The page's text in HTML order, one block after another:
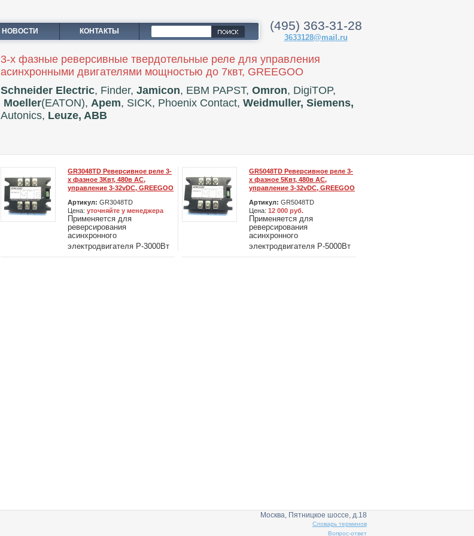
НОВОСТИ КОНТАКТЫ (495) 363-31-28
3633128@mail.ru
3-х фазные реверсивные твердотельные реле для управления
асинхронными двигателями мощностью до 7квт, GREEGOO
Schneider Electric, Finder, Jamicon, EBM PAPST, Omron, DigiTOP,
Moeller(EATON), Apem, SICK, Phoenix Contact, Weidmuller, Siemens,
Autonics, Leuze, ABB
GR3048TD Реверсивное реле 3-
х фазное 3Квт, 480в АС,
управление 3-32vDС, GREEGOO
Артикул: GR3048TD
Цена: уточняйте у менеджера
Применяется для
реверсирования
асинхронного
электродвигателя Р-3000Вт
GR5048TD Реверсивное реле 3-
х фазное 5Квт, 480в АС,
управление 3-32vDС, GREEGOO
Артикул: GR5048TD
Цена: 12 000 руб.
Применяется для
реверсирования
асинхронного
электродвигателя Р-5000Вт
Москва, Пятницкое шоссе, д.18
Словарь терминов
Вопрос-ответ